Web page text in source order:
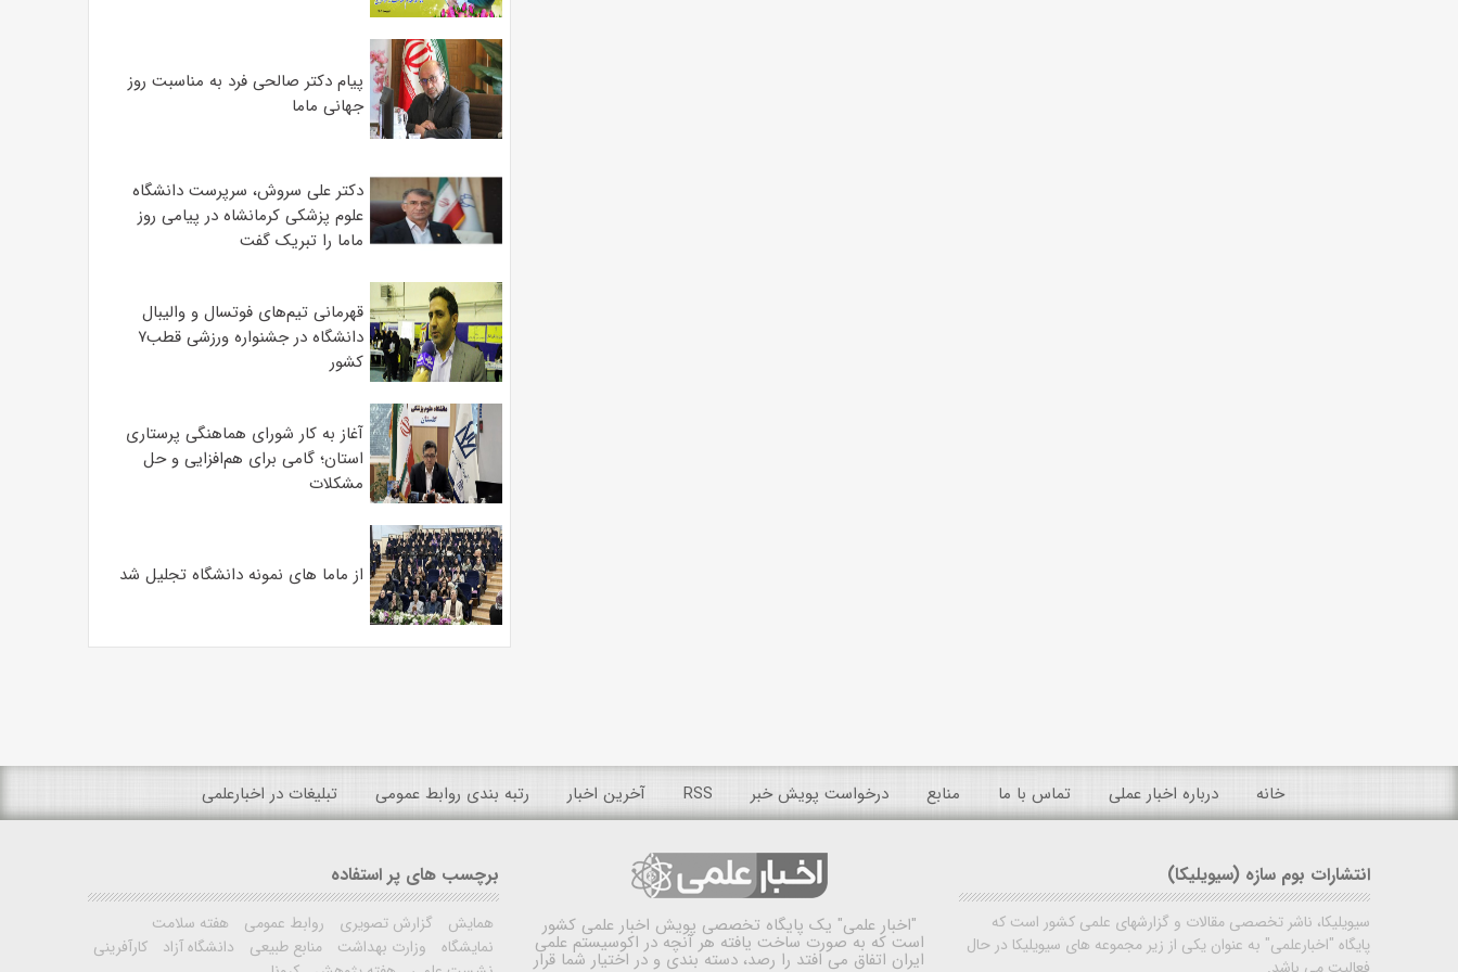
پیام دکتر صالحی فرد به مناسبت روز
جهانی ماما
دکتر علی سروش، سرپرست دانشگاه
علوم پزشکی کرمانشاه در پیامی روز
ماما را تبریک گفت
قهرمانی تیم‌های فوتسال و والیبال
دانشگاه در جشنواره ورزشی قطب۷
کشور
آغاز به کار شورای هماهنگی پرستاری
استان؛ گامی برای هم‌افزایی و حل
مشکلات
از ماما های نمونه دانشگاه تجلیل شد
خانه درباره اخبار عملی تماس با ما منابع درخواست پویش خبر RSS آخرین اخبار رتبه بندی روابط عمومی تبلیغات در اخبارعلمی
انتشارات بوم سازه (سیویلیکا)
سیویلیکا، ناشر تخصصی مقالات و گزارشهای علمی کشور است که
پایگاه "اخبارعلمی" به عنوان یکی از زیر مجموعه های سیویلیکا در حال
"اخبار علمی" یک پایگاه تخصصی پویش اخبار علمی کشور
است که به صورت ساخت یافته هر آنچه در اکوسیستم علمی
ایران اتفاق می افتد را رصد، دسته بندی و در اختیار شما قرار
برچسب های پر استفاده
همایش گزارش تصویری روابط عمومی
هفته سلامت
نمایشگاه
وزارت بهداشت منابع طبیعی دانشگاه آزاد
کارآفرینی